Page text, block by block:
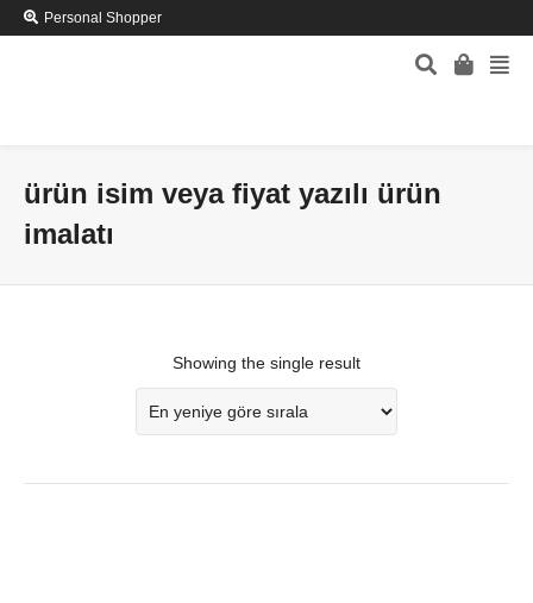
Personal Shopper
ürün isim veya fiyat yazılı ürün
imalatı
Showing the single result